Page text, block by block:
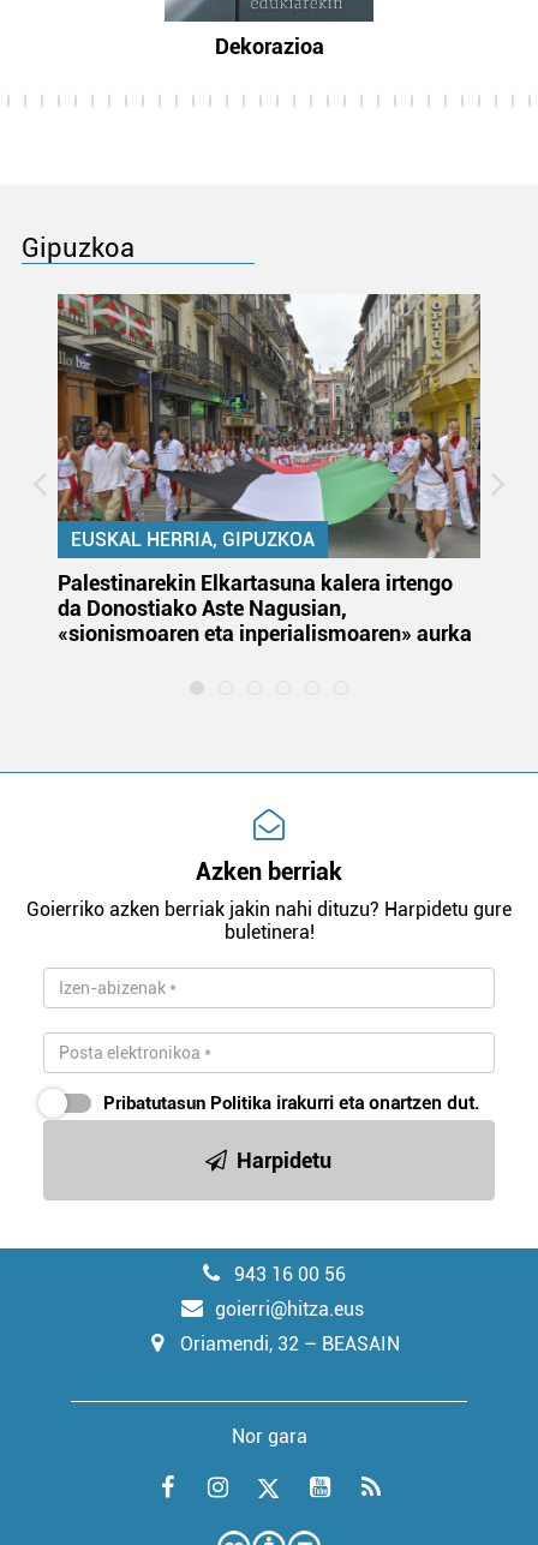
Dekorazioa
Gipuzkoa
EUSKAL HERRIA, GIPUZKOA
Palestinarekin Elkartasuna kalera irtengo
da Donostiako Aste Nagusian,
«sionismoaren eta inperialismoaren» aurka
Azken berriak
Goierriko azken berriak jakin nahi dituzu? Harpidetu gure
buletinera!
Pribatutasun Politika irakurri eta onartzen dut.
Harpidetu
943 16 00 56
goierri@hitza.eus
Oriamendi, 32 – BEASAIN
Nor gara